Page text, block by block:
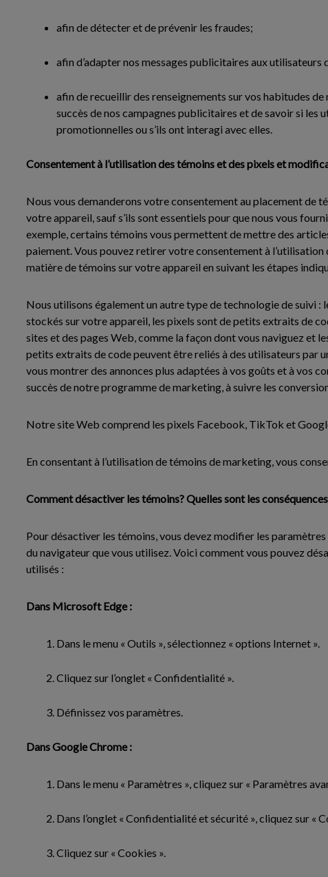
afin de détecter et de prévenir les fraudes;
afin d’adapter nos messages publicitaires aux utilisateurs
afin de recueillir des renseignements sur vos habitudes
succès de nos campagnes publicitaires et de savoir si
promotionnelles ou s’ils ont interagi avec elles.
Consentement à l’utilisation des témoins et des pixels et
Nous vous demanderons votre consentement au placement de
votre appareil, sauf s’ils sont essentiels pour que nous vous
exemple, certains témoins vous permettent de mettre des
paiement. Vous pouvez retirer votre consentement à
matière de témoins sur votre appareil en suivant les étapes
Nous utilisons également un autre type de technologie de suivi
stockés sur votre appareil, les pixels sont de petits extraits de
sites et des pages Web, comme la façon dont vous naviguez et
petits extraits de code peuvent être reliés à des utilisateurs par
vous montrer des annonces plus adaptées à vos goûts et à vos
succès de notre programme de marketing, à suivre les
Notre site Web comprend les pixels Facebook, TikTok et
En consentant à l’utilisation de témoins de marketing, vous
Comment désactiver les témoins? Quelles sont les
Pour désactiver les témoins, vous devez modifier les
du navigateur que vous utilisez. Voici comment vous pouvez
utilisés :
Dans Microsoft Edge :
Dans le menu « Outils », sélectionnez « options Internet ».
Cliquez sur l’onglet « Confidentialité ».
Définissez vos paramètres.
Dans Google Chrome :
Dans le menu « Paramètres », cliquez sur « Paramètres
Dans l’onglet « Confidentialité et sécurité », cliquez sur «
Cliquez sur « Cookies ».